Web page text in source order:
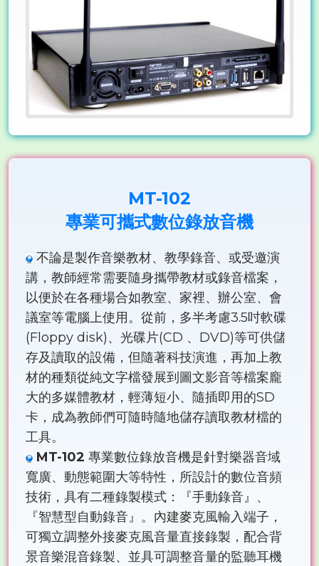
MT-102
專業可攜式數位錄放音機
不論是製作音樂教材、教學錄音、或受邀演
講，教師經常需要隨身攜帶教材或錄音檔案，
以便於在各種場合如教室、家裡、辦公室、會
議室等電腦上使用。從前，多半考慮3.5吋軟碟
(Floppy disk)、光碟片(CD 、DVD)等可供儲
存及讀取的設備，但隨著科技演進，再加上教
材的種類從純文字檔發展到圖文影音等檔案龐
大的多媒體教材，輕薄短小、隨插即用的SD
卡，成為教師們可隨時隨地儲存讀取教材檔的
工具。
MT-102 專業數位錄放音機是針對樂器音域
寬廣、動態範圍大等特性，所設計的數位音頻
技術，具有二種錄製模式：『手動錄音』、
『智慧型自動錄音』。內建麥克風輸入端子，
可獨立調整外接麥克風音量直接錄製，配合背
景音樂混音錄製、並具可調整音量的監聽耳機